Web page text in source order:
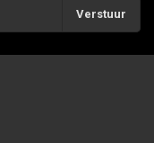
Verstuur